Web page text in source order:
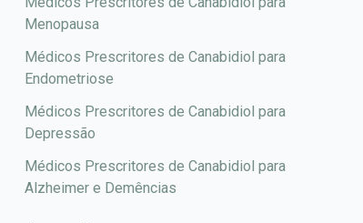
Menopausa
Médicos Prescritores de Canabidiol para
Endometriose
Médicos Prescritores de Canabidiol para
Depressão
Médicos Prescritores de Canabidiol para
Alzheimer e Demências